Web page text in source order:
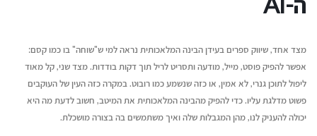
מצד אחד, שיווק ספרים בעידן הבינה המלאכותית נראה למי ש"שוחה" בו כמו קסם:
אפשר להפיק פוסט, מייל, מודעה ותסריט לריל תוך דקות בודדות. מצד שני, קל מאוד
ליפול לתוכן גנרי, לא אמין, או כזה שנשמע כמו רובוט. במקרה כזה העין של העוקבים
פשוט מדלגת עליו. כדי להפיק מהבינה המלאכותית את המיטב, חשוב לדעת מה היא
יכולה להעניק לנו, מהן המגבלות שלה ואיך משתמשים בה בצורה מושכלת.